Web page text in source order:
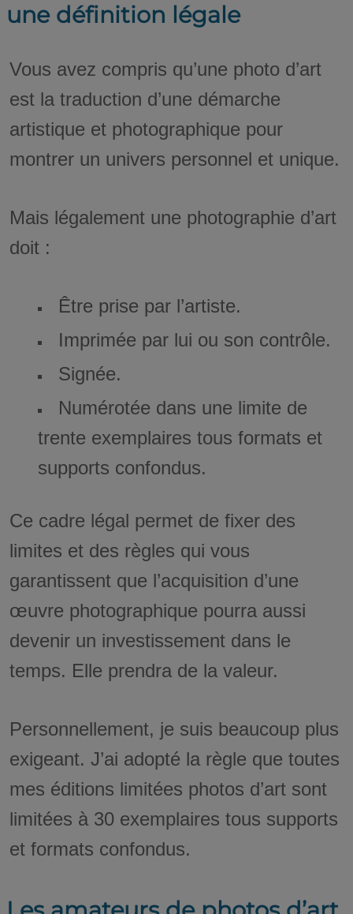
une définition légale
Vous avez compris qu’une photo d’art
est la traduction d’une démarche
artistique et photographique pour
montrer un univers personnel et unique.
Mais légalement une photographie d’art
doit :
Être prise par l’artiste.
Imprimée par lui ou son contrôle.
Signée.
Numérotée dans une limite de
trente exemplaires tous formats et
supports confondus.
Ce cadre légal permet de fixer des
limites et des règles qui vous
garantissent que l’acquisition d’une
œuvre photographique pourra aussi
devenir un investissement dans le
temps. Elle prendra de la valeur.
Personnellement, je suis beaucoup plus
exigeant. J’ai adopté la règle que toutes
mes éditions limitées photos d’art sont
limitées à 30 exemplaires tous supports
et formats confondus.